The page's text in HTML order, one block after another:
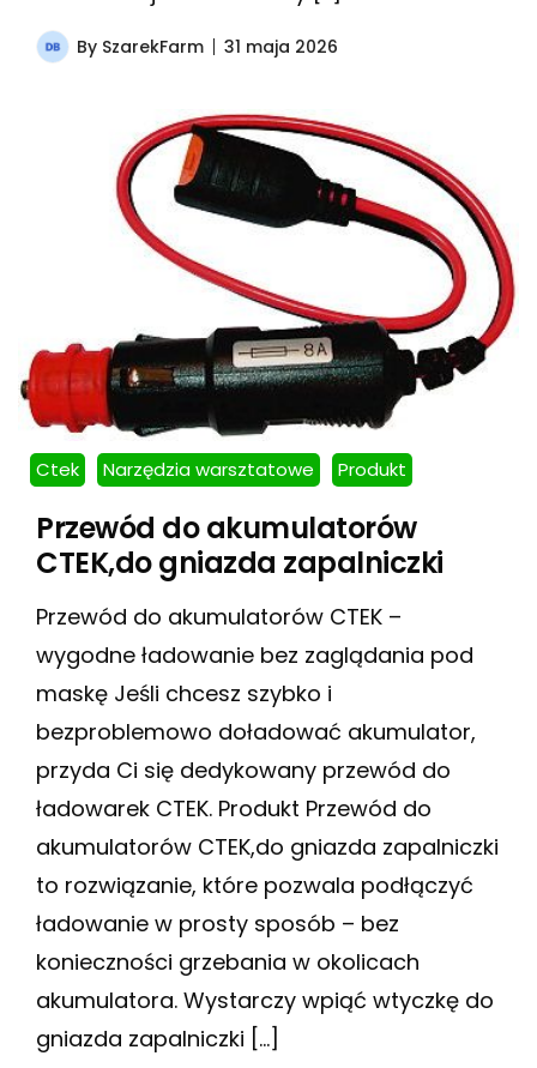
By SzarekFarm 31 maja 2026
Ctek Narzędzia warsztatowe Produkt
Przewód do akumulatorów
CTEK,do gniazda zapalniczki
Przewód do akumulatorów CTEK –
wygodne ładowanie bez zaglądania pod
maskę Jeśli chcesz szybko i
bezproblemowo doładować akumulator,
przyda Ci się dedykowany przewód do
ładowarek CTEK. Produkt Przewód do
akumulatorów CTEK,do gniazda zapalniczki
to rozwiązanie, które pozwala podłączyć
ładowanie w prosty sposób – bez
konieczności grzebania w okolicach
akumulatora. Wystarczy wpiąć wtyczkę do
gniazda zapalniczki […]